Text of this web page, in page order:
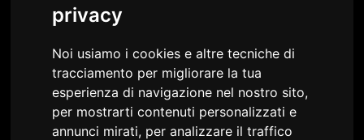
privacy
Noi usiamo i cookies e altre tecniche di
tracciamento per migliorare la tua
esperienza di navigazione nel nostro sito,
per mostrarti contenuti personalizzati e
annunci mirati, per analizzare il traffico
Dolgorukovskaya str., 25A,
Russia
+7 495 1560787
E-Mailinfo@spazioitalia.ru
Telegramt.me/spazioitalia